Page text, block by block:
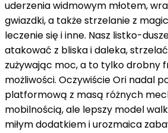
uderzenia widmowym młotem,
gwiazdki, a także strzelanie z
leczenie się i inne. Nasz listko-
atakować z bliska i daleka,
zużywając moc, a to tylko drobny
możliwości. Oczywiście Ori nadal
platformową z masą różnych
mobilnością, ale lepszy model
miłym dodatkiem i urozmaica